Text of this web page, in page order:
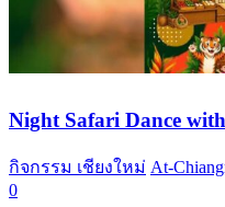
Night Safari Dance
กิจกรรม เชียงใหม่ At-
0